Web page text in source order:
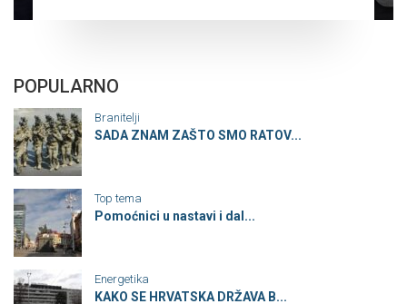
POPULARNO
Branitelji
SADA ZNAM ZAŠTO SMO RATOV...
Top tema
Pomoćnici u nastavi i dal...
Energetika
KAKO SE HRVATSKA DRŽAVA B...